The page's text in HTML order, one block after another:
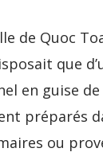
de Quoc
que
en guise de
préparés
ou